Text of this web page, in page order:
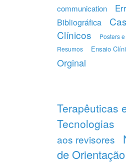
communication
Bibliográfica
Clínicos
Posters e
Resumos
Ensaio
Orginal
Terapêuticas
Tecnologias
aos revisores
de Orientação